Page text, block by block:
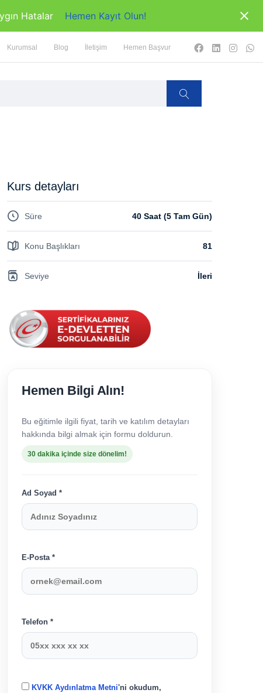
Hatalar Hemen Kayıt Olun!
Kurumsal Blog İletişim Hemen Başvur
Kurs detayları
Süre 40 Saat (5 Tam Gün)
Konu Başlıkları 81
Seviye İleri
Hemen Bilgi Alın!
Bu eğitimle ilgili fiyat, tarih ve katılım detayları
hakkında bilgi almak için formu doldurun.
30 dakika içinde size dönelim!
Ad Soyad *
E-Posta *
Telefon *
KVKK Aydınlatma Metni'ni okudum,